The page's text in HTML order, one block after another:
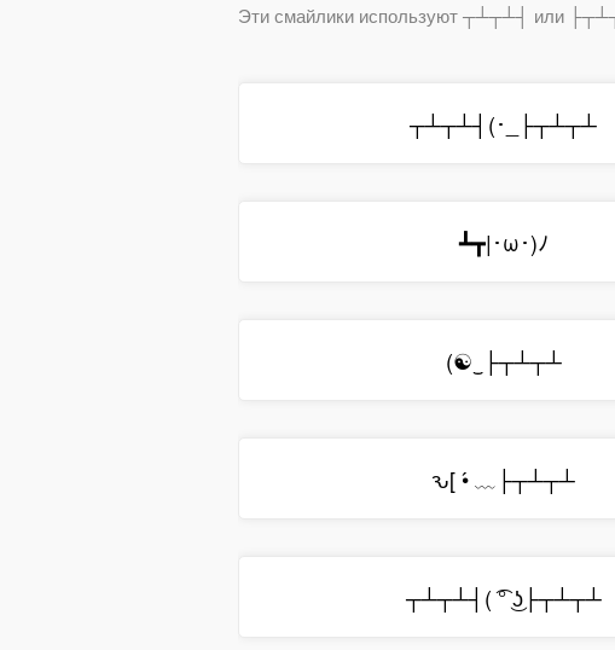
Эти смайлики используют ┬┴┬┴┤ или
┬┴┬┴┤(･_├┬┴┬┴
┻┳|･ω･)ﾉ
(☯‿├┬┴┬┴
ԅ[ •́ ﹏├┬┴┬┴
┬┴┬┴┤( ͡° ͜ʖ├┬┴┬┴